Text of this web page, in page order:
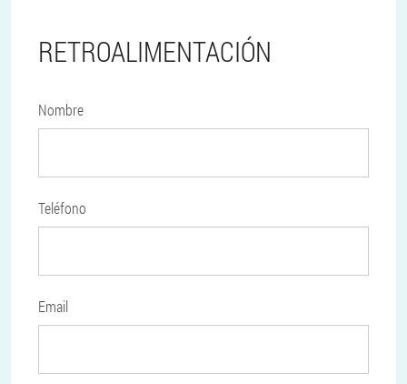
RETROALIMENTACIÓN
Nombre
Teléfono
Email